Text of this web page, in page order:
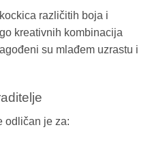
različitih boja i
kreativnih kombinacija
su mlađem uzrastu i
odličan je za: